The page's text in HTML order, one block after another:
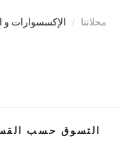
محلاتنا / الإكسسوارات و
التسوق حسب